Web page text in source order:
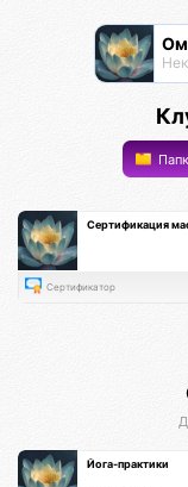
Сертификация
Сертификатор
Йога-практики